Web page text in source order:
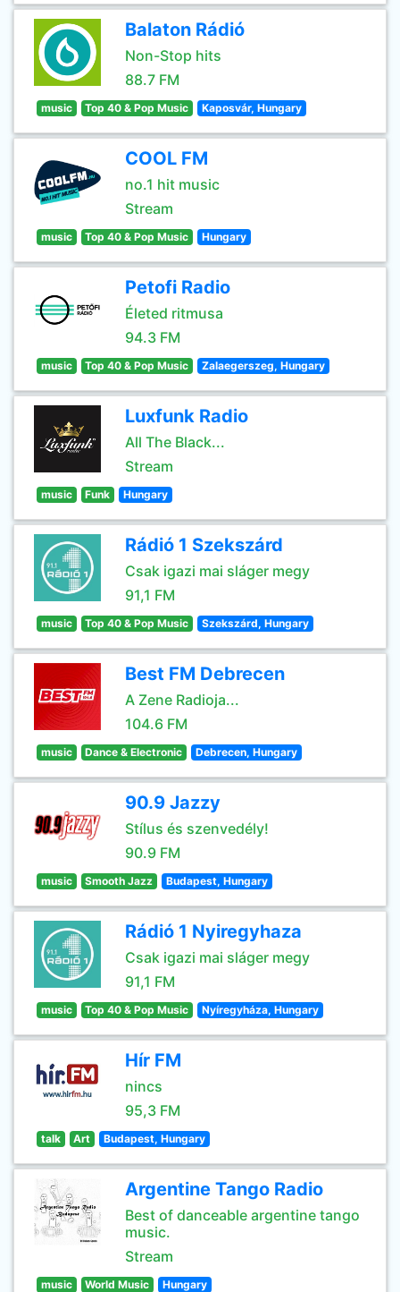
Balaton Rádió
Non-Stop hits
88.7 FM
music Top 40 & Pop Music Kaposvár, Hungary
COOL FM
no.1 hit music
Stream
music Top 40 & Pop Music Hungary
Petofi Radio
Életed ritmusa
94.3 FM
music Top 40 & Pop Music Zalaegerszeg, Hungary
Luxfunk Radio
All The Black...
Stream
music Funk Hungary
Rádió 1 Szekszárd
Csak igazi mai sláger megy
91,1 FM
music Top 40 & Pop Music Szekszárd, Hungary
Best FM Debrecen
A Zene Radioja...
104.6 FM
music Dance & Electronic Debrecen, Hungary
90.9 Jazzy
Stílus és szenvedély!
90.9 FM
music Smooth Jazz Budapest, Hungary
Rádió 1 Nyiregyhaza
Csak igazi mai sláger megy
91,1 FM
music Top 40 & Pop Music Nyíregyháza, Hungary
Hír FM
nincs
95,3 FM
talk Art Budapest, Hungary
Argentine Tango Radio
Best of danceable argentine tango
music.
Stream
music World Music Hungary